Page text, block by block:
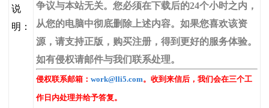
说
明：
争议与本站无关。您必须在下载后的24个小时之内，
从您的电脑中彻底删除上述内容。如果您喜欢该资
源，请支持正版，购买注册，得到更好的服务体验。
如有侵权请邮件与我们联系处理。
侵权联系邮箱： work@lli5.com。收到来信后，我们会在三个工
作日内处理并给予答复。